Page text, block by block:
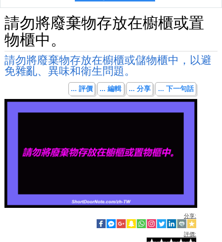
請勿將廢棄物存放在櫥櫃或置
物櫃中。
請勿將廢棄物存放在櫥櫃或儲物櫃中，以避
免雜亂、異味和衛生問題。
... 評價 ... 編輯 ... 分享 ... 下一句話
分享:
評價: